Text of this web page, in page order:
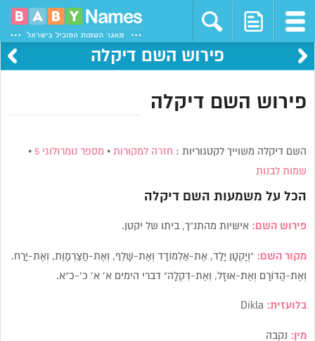
פירוש השם דיקלה
פירוש השם דיקלה
השם דיקלה משוייך לקטגוריות : חזרה למקורות • מספר נומרולוגי 5 •
שמות לבנות
הכל על משמעות השםדיקלה
פירוש השם:אישיות מהתנ”ך, ביתו של יקטן.
מקור השם: “וְיָקְטָן יָלַד, אֶת-אַלְמוֹדָד וְאֶת-שָׁלֶף, וְאֶת-חֲצַרְמָוֶת, וְאֶת-יָרַח.
וְאֶת-הֲדוֹרָם וְאֶת-אוּזָל, וְאֶת-דִּקְלָה” דברי הימים א’ א’ כ’-כ”א.
בלועזית:
מין: נקבה